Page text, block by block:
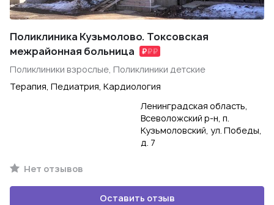
Поликлиника Кузьмолово. Токсовская
межрайонная больница
Поликлиники взрослые, Поликлиники детские
Терапия, Педиатрия, Кардиология
Ленинградская область,
Всеволожский р-н, п.
Кузьмоловский, ул. Победы,
д. 7
Нет отзывов
Оставить отзыв